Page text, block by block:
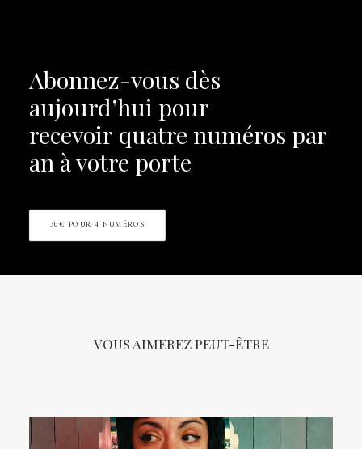
Abonnez-vous dès
aujourd’hui pour
recevoir quatre numéros par
an à votre porte
30€ POUR 4 NUMÉROS
VOUS AIMEREZ PEUT-ÊTRE